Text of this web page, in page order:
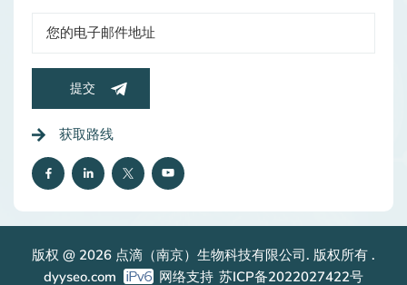
提交
获取路线
版权 @ 2026 点滴（南京）生物科技有限公司. 版权所有 .
dyyseo.com
网络支持 苏ICP备2022027422号